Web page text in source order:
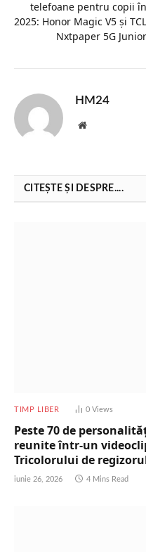
telefoane pentru copii în
2025: Honor Magic V5 și TCL
Nxtpaper 5G Junior
HM24
Website
CITEȘTE ȘI DESPRE....
TIMP LIBER 0 Views
Peste 70 de
reunite într-un
Tricolorului de
iunie 26, 2026 4 Mins Read